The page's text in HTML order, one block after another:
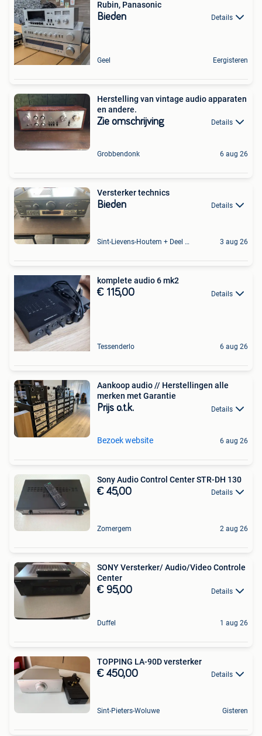
Rubin, Panasonic
Bieden Details
Geel Eergisteren
Herstelling van vintage audio apparaten
en andere.
Zie omschrijving Details
Grobbendonk 6 aug 26
Versterker technics
Bieden Details
Sint-Lievens-Houtem + Deel Oombergen 3 aug 26
komplete audio 6 mk2
€ 115,00 Details
Tessenderlo 6 aug 26
Aankoop audio // Herstellingen alle
merken met Garantie
Prijs o.t.k. Details
Bezoek website 6 aug 26
Sony Audio Control Center STR-DH 130
€ 45,00 Details
Zomergem 2 aug 26
SONY Versterker/ Audio/Video Controle
Center
€ 95,00 Details
Duffel 1 aug 26
TOPPING LA-90D versterker
€ 450,00 Details
Sint-Pieters-Woluwe Gisteren